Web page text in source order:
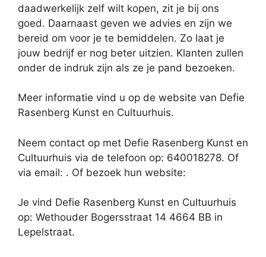
daadwerkelijk zelf wilt kopen, zit je bij ons
goed. Daarnaast geven we advies en zijn we
bereid om voor je te bemiddelen. Zo laat je
jouw bedrijf er nog beter uitzien. Klanten zullen
onder de indruk zijn als ze je pand bezoeken.
Meer informatie vind u op de website van Defie
Rasenberg Kunst en Cultuurhuis.
Neem contact op met Defie Rasenberg Kunst en
Cultuurhuis via de telefoon op: 640018278. Of
via email: . Of bezoek hun website:
Je vind Defie Rasenberg Kunst en Cultuurhuis
op: Wethouder Bogersstraat 14 4664 BB in
Lepelstraat.